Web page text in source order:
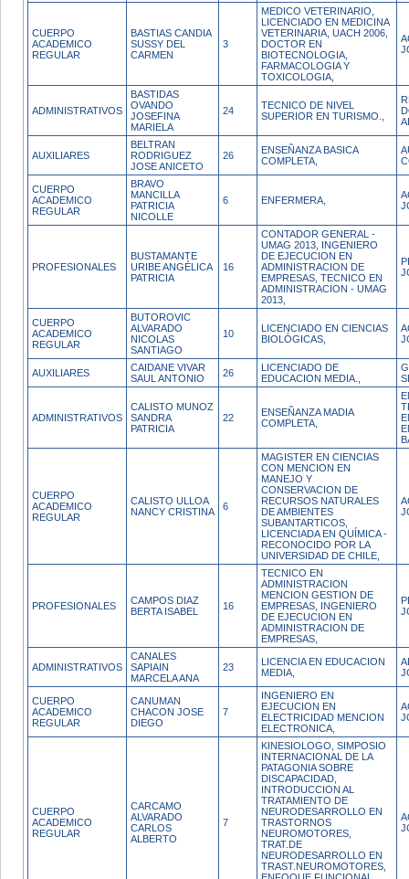
CUERPO
ACADEMICO
REGULAR
BASTIAS CANDIA
SUSSY DEL
CARMEN
3
MEDICO VETERINARIO,
LICENCIADO EN MEDICINA
VETERINARIA, UACH 2006,
DOCTOR EN
BIOTECNOLOGIA,
FARMACOLOGIA Y
TOXICOLOGIA,
ADMINISTRATIVOS
BASTIDAS
OVANDO
JOSEFINA
MARIELA
24
TECNICO DE NIVEL
SUPERIOR EN TURISMO.,
AUXILIARES
BELTRAN
RODRIGUEZ
JOSE ANICETO
26
ENSEÑANZA BASICA
COMPLETA,
CUERPO
ACADEMICO
REGULAR
BRAVO
MANCILLA
PATRICIA
NICOLLE
6 ENFERMERA,
PROFESIONALES
BUSTAMANTE
URIBE ANGÉLICA
PATRICIA
16
CONTADOR GENERAL -
UMAG 2013, INGENIERO
DE EJECUCION EN
ADMINISTRACION DE
EMPRESAS, TECNICO EN
ADMINISTRACION - UMAG
2013,
CUERPO
ACADEMICO
REGULAR
BUTOROVIC
ALVARADO
NICOLAS
SANTIAGO
10
LICENCIADO EN CIENCIAS
BIOLÓGICAS,
AUXILIARES
CAIDANE VIVAR
SAUL ANTONIO
26
LICENCIADO DE
EDUCACION MEDIA.,
ADMINISTRATIVOS
CALISTO MUNOZ
SANDRA
PATRICIA
22
ENSEÑANZA MADIA
COMPLETA,
CUERPO
ACADEMICO
REGULAR
CALISTO ULLOA
NANCY CRISTINA
6
MAGISTER EN CIENCIAS
CON MENCION EN
MANEJO Y
CONSERVACION DE
RECURSOS NATURALES
DE AMBIENTES
SUBANTARTICOS,
LICENCIADA EN QUÍMICA -
RECONOCIDO POR LA
UNIVERSIDAD DE CHILE,
PROFESIONALES
CAMPOS DIAZ
BERTA ISABEL
16
TECNICO EN
ADMINISTRACION
MENCION GESTION DE
EMPRESAS, INGENIERO
DE EJECUCION EN
ADMINISTRACION DE
EMPRESAS,
ADMINISTRATIVOS
CANALES
SAPIAIN
MARCELA ANA
23
LICENCIA EN EDUCACION
MEDIA,
CUERPO
ACADEMICO
REGULAR
CANUMAN
CHACON JOSE
DIEGO
7
INGENIERO EN
EJECUCION EN
ELECTRICIDAD MENCION
ELECTRONICA,
CUERPO
ACADEMICO
REGULAR
CARCAMO
ALVARADO
CARLOS
ALBERTO
7
KINESIOLOGO, SIMPOSIO
INTERNACIONAL DE LA
PATAGONIA SOBRE
DISCAPACIDAD,
INTRODUCCION AL
TRATAMIENTO DE
NEURODESARROLLO EN
TRASTORNOS
NEUROMOTORES,
TRAT.DE
NEURODESARROLLO EN
TRAST.NEUROMOTORES,